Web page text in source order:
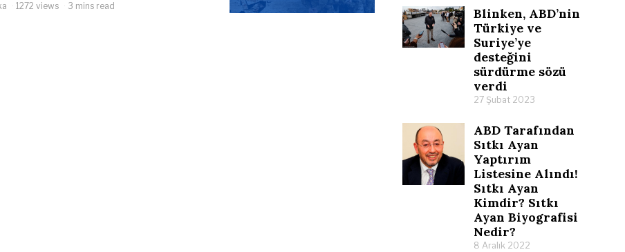
1272 views 3 mins read
Blinken, ABD’nin
Türkiye ve
Suriye’ye
desteğini
sürdürme sözü
verdi
27 Şubat 2023
ABD Tarafından
Sıtkı Ayan
Yaptırım
Listesine Alındı!
Sıtkı Ayan
Kimdir? Sıtkı
Ayan Biyografisi
Nedir?
8 Aralık 2022